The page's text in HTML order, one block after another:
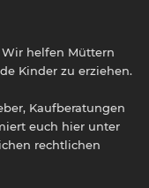
helfen Müttern
Kinder zu erziehen.
Kaufberatungen
euch hier unter
rechtlichen